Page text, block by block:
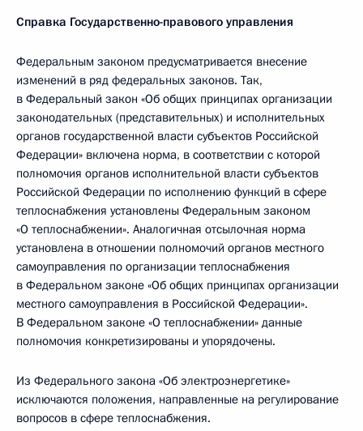
Справка Государственно-правового управления
Федеральным законом предусматривается внесение
изменений в ряд федеральных законов. Так,
в Федеральный закон «Об общих принципах организации
законодательных (представительных) и исполнительных
органов государственной власти субъектов Российской
Федерации» включена норма, в соответствии с которой
полномочия органов исполнительной власти субъектов
Российской Федерации по исполнению функций в сфере
теплоснабжения установлены Федеральным законом
«О теплоснабжении». Аналогичная отсылочная норма
установлена в отношении полномочий органов местного
самоуправления по организации теплоснабжения
в Федеральном законе «Об общих принципах организации
местного самоуправления в Российской Федерации».
В Федеральном законе «О теплоснабжении» данные
полномочия конкретизированы и упорядочены.
Из Федерального закона «Об электроэнергетике»
исключаются положения, направленные на регулирование
вопросов в сфере теплоснабжения.